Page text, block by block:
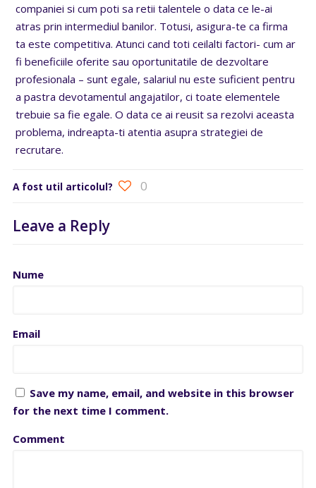
companiei si cum poti sa retii talentele o data ce le-ai
atras prin intermediul banilor. Totusi, asigura-te ca firma
ta este competitiva. Atunci cand toti ceilalti factori- cum ar
fi beneficiile oferite sau oportunitatile de dezvoltare
profesionala – sunt egale, salariul nu este suficient pentru
a pastra devotamentul angajatilor, ci toate elementele
trebuie sa fie egale. O data ce ai reusit sa rezolvi aceasta
problema, indreapta-ti atentia asupra strategiei de
recrutare.
A fost util articolul? 0
Leave a Reply
Nume
Email
Save my name, email, and website in this browser
for the next time I comment.
Comment